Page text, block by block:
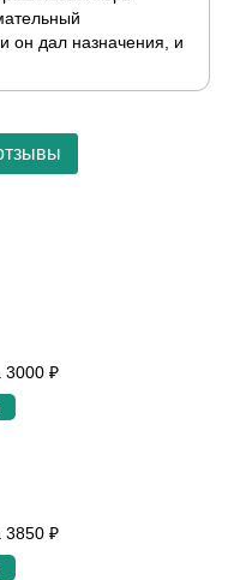
он дал назначения, и
3000 ₽
3850 ₽